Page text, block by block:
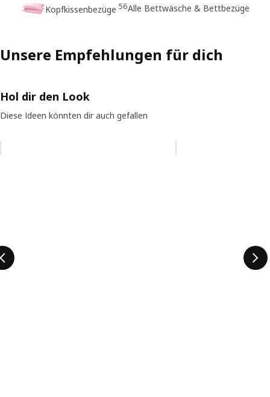
Kopfkissenbezüge 56Alle Bettwäsche & Bettbezüge
Unsere Empfehlungen für dich
Hol dir den Look
Diese Ideen könnten dir auch gefallen